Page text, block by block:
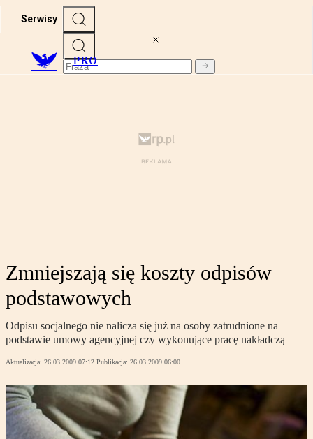
Serwisy
PRO
Zmniejszają się koszty odpisów
podstawowych
Odpisu socjalnego nie nalicza się już na osoby zatrudnione na
podstawie umowy agencyjnej czy wykonujące pracę nakładczą
Aktualizacja: 26.03.2009 07:12 Publikacja: 26.03.2009 06:00